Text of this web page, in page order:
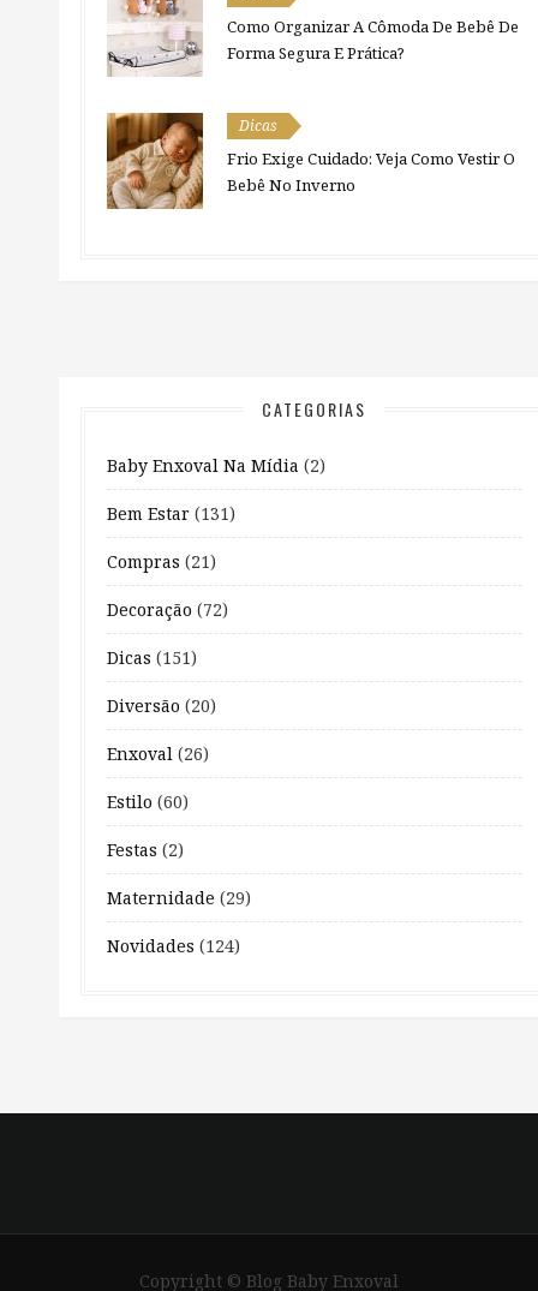
Como Organizar A Cômoda De Bebê De
Forma Segura E Prática?
Dicas
Frio Exige Cuidado: Veja Como Vestir O
Bebê No Inverno
CATEGORIAS
Baby Enxoval Na Mídia (2)
Bem Estar (131)
Compras (21)
Decoração (72)
Dicas (151)
Diversão (20)
Enxoval (26)
Estilo (60)
Festas (2)
Maternidade (29)
Novidades (124)
Copyright © Blog Baby Enxoval